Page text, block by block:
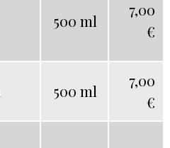
500 ml
7,00
€
500 ml
7,00
€